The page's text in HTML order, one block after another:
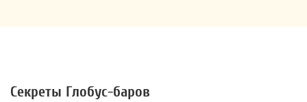
Секреты Глобус-баров